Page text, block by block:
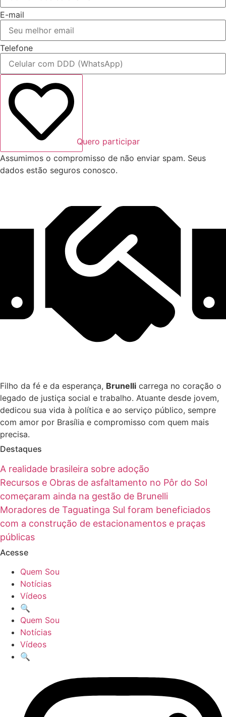
E-mail
Telefone
Quero participar
Assumimos o compromisso de não enviar spam. Seus
dados estão seguros conosco.
Filho da fé e da esperança, Brunelli carrega no coração o
legado de justiça social e trabalho. Atuante desde jovem,
dedicou sua vida à política e ao serviço público, sempre
com amor por Brasília e compromisso com quem mais
precisa.
Destaques
A realidade brasileira sobre adoção
Recursos e Obras de asfaltamento no Pôr do Sol
começaram ainda na gestão de Brunelli
Moradores de Taguatinga Sul foram beneficiados
com a construção de estacionamentos e praças
públicas
Acesse
Quem Sou
Notícias
Vídeos
🔍
Quem Sou
Notícias
Vídeos
🔍